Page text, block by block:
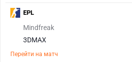
Mindfreak
3DMAX
Перейти на матч
EPL